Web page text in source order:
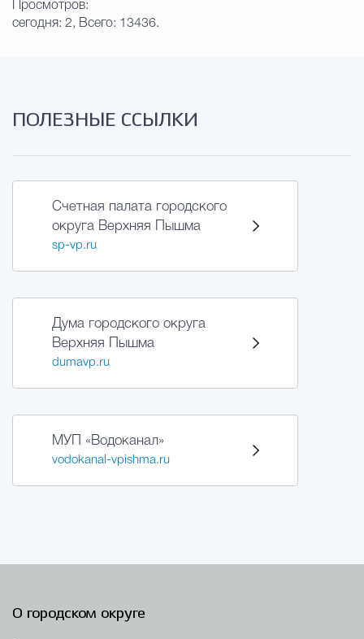
Просмотров:
сегодня: 2, Всего: 13436.
ПОЛЕЗНЫЕ ССЫЛКИ
Счетная палата городского
округа Верхняя Пышма
sp-vp.ru
Дума городского округа
Верхняя Пышма
dumavp.ru
МУП «Водоканал»
vodokanal-vpishma.ru
О городском округе